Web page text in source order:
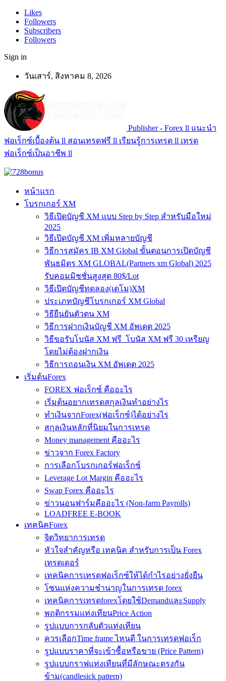
Likes
Followers
Subscribers
Followers
Sign in
วันเสาร์, สิงหาคม 8, 2026
Publisher - Forex ll แนะนำ
ฟอเร็กซ์เบื้องต้น ll สอนเทรดฟรี ll เรียนรู้การเทรด ll เทรด
ฟอเร็กซ์เป็นอาชีพ ll
หน้าแรก
โบรกเกอร์ XM
วิธีเปิดบัญชี XM แบบ Step by Step สำหรับมือใหม่
2025
วิธีเปิดบัญชี XM เพิ่มหลายบัญชี
วิธีการสมัคร IB XM Global ขั้นตอนการเปิดบัญชี
พันธมิตร XM GLOBAL(Partners xm Global) 2025
รับคอมมิชชั่นสูงสุด 80$/Lot
วิธีเปิดบัญชีทดลอง(เดโม)XM
ประเภทบัญชีโบรกเกอร์ XM Global
วิธียืนยันตัวตน XM
วิธีการฝากเงินบัญชี XM อัพเดต 2025
วิธีขอรับโบนัส XM ฟรี โบนัส XM ฟรี 30 เหรียญ
โดยไม่ต้องฝากเงิน
วิธีการถอนเงิน XM อัพเดต 2025
เริ่มต้นForex
FOREX ฟอเร็กซ์ คืออะไร
เริ่มต้นอยากเทรดสกุลเงินทำอย่างไร
ทำเงินจากForex(ฟอเร็กซ์)ได้อย่างไร
สกุลเงินหลักที่นิยมในการเทรด
Money management คืออะไร
ข่าวจาก Forex Factory
การเลือกโบรกเกอร์ฟอเร็กซ์
Leverage Lot Margin คืออะไร
Swap Forex คืออะไร
ข่าวนอนฟาร์มคืออะไร (Non-farm Payrolls)
LOADFREE E-BOOK
เทคนิคForex
จิตวิทยาการเทรด
หัวใจสำคัญหรือ เทคนิค สำหรับการเป็น Forex
เทรดเดอร์
เทคนิคการเทรดฟอเร็กซ์ให้ได้กำไรอย่างยั่งยืน
โซนแห่งความชำนาญในการเทรด forex
เทคนิคการเทรดforexโดยใช้DemandและSupply
พฤติกรรมแท่งเทียนPrice Action
รูปแบบการกลับตัวแท่งเทียน
ควรเลือกTime frame ไหนดี ในการเทรดฟอเร็ก
รูปแบบราคาที่จะเข้าซื้อหรือขาย (Price Pattern)
รูปแบบกราฟแท่งเทียนที่มีลักษณะตรงกัน
ข้าม(candlesick pattern)